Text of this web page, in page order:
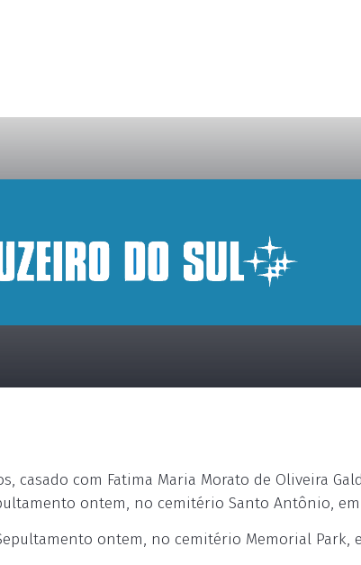
casado com Fatima Maria Morato de Oliveira
ontem, no cemitério Santo Antônio, em
Sepultamento ontem, no cemitério Memorial Park,